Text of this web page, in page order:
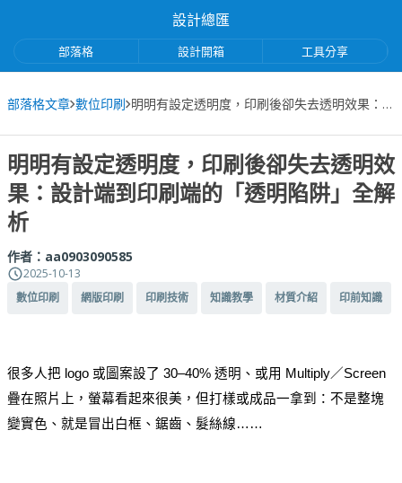
設計總匯
部落格 設計開箱 工具分享
部落格文章 數位印刷 明明有設定透明度，印刷後卻失去透明效果：設計端到印刷端的「透明陷阱」全解析
明明有設定透明度，印刷後卻失去透明效
果：設計端到印刷端的「透明陷阱」全解
析
作者： aa0903090585
2025-10-13
數位印刷 網版印刷 印刷技術 知識教學 材質介紹 印前知識
很多人把 logo 或圖案設了 30–40% 透明、或用 Multiply／Screen
疊在照片上，螢幕看起來很美，但打樣或成品一拿到：不是整塊
變實色、就是冒出白框、鋸齒、髮絲線……